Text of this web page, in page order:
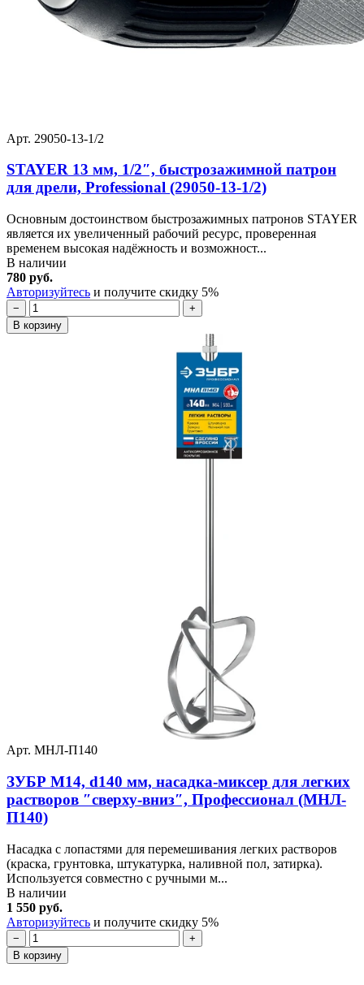
Арт. 29050-13-1/2
STAYER 13 мм, 1/2″, быстрозажимной патрон
для дрели, Professional (29050-13-1/2)
Основным достоинством быстрозажимных патронов STAYER
является их увеличенный рабочий ресурс, проверенная
временем высокая надёжность и возможност...
В наличии
780 руб.
Авторизуйтесь и получите скидку 5%
−
+
В корзину
Арт. МНЛ-П140
ЗУБР М14, d140 мм, насадка-миксер для легких
растворов ″сверху-вниз″, Профессионал (МНЛ-
П140)
Насадка с лопастями для перемешивания легких растворов
(краска, грунтовка, штукатурка, наливной пол, затирка).
Используется совместно с ручными м...
В наличии
1 550 руб.
Авторизуйтесь и получите скидку 5%
−
+
В корзину